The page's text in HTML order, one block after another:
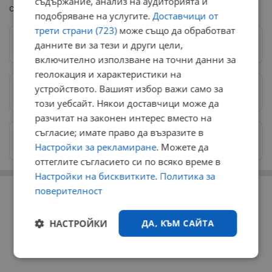
са обречени на изчезване.
Следвай ни в Google News→
Предпочитани източници→
Изпращайте снимки и информация на
news@dunavmost.com
РЕКЛАМА
подобряване на услугите.Доставчици от
трети страни (723)може също да обработват
данните ви за тези и други цели,
включително използване на точни данни за
геолокация и характеристики на
устройството. Вашият избор важи само за
този уебсайт. Някои доставчици може да
разчитат на законен интерес вместо на
съгласие; имате право да възразите в
Настройки за рекламиране. Можете да
оттеглите съгласието си по всяко време в
Настройки на бисквитките. Политика за
поверителност
ДА, КЪМ САЙТА
НАСТРОЙКИ
Строго
Ефективност